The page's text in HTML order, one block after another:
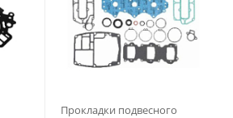
Прокладки подвесного